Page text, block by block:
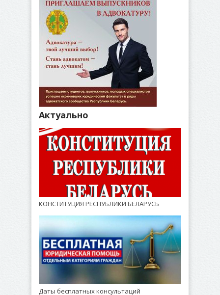
Актуально
КОНСТИТУЦИЯ РЕСПУБЛИКИ БЕЛАРУСЬ
Даты бесплатных консультаций